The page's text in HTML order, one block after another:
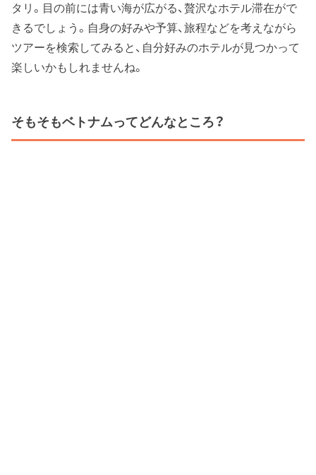
タリ。目の前には青い海が広がる、贅沢なホテル滞在がで
きるでしょう。自身の好みや予算、旅程などを考えながら
ツアーを検索してみると、自分好みのホテルが見つかって
楽しいかもしれませんね。
そもそもベトナムってどんなところ？